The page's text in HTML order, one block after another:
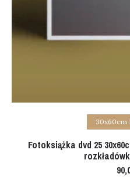
Add to
30x60cm
Fotoksiążka dvd 25